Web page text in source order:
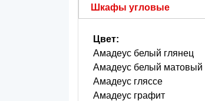
Шкафы угловые
Цвет:
Амадеус белый глянец
Амадеус белый матовый
Амадеус гляссе
Амадеус графит